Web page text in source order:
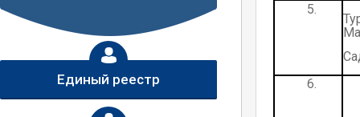
Единый реестр
5.
6.